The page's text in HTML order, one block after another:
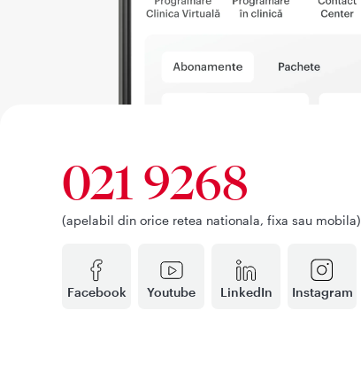
Facebook Youtube LinkedIn Instagram
021 9268
(apelabil din orice retea nationala, fixa sau mobila)